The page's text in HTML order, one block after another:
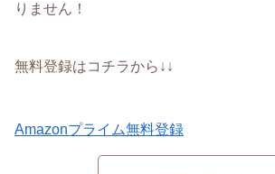
りません！
無料登録はコチラから↓↓
Amazonプライム無料登録